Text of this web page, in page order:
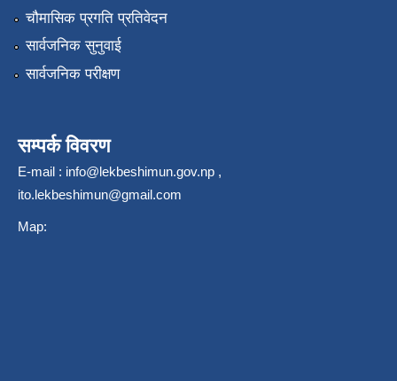
चौमासिक प्रगति प्रतिवेदन
सार्वजनिक सुनुवाई
सार्वजनिक परीक्षण
सम्पर्क विवरण
E-mail : info@lekbeshimun.gov.np ,
ito.lekbeshimun@gmail.com
Map: